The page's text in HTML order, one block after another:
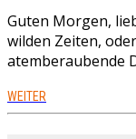
Guten Morgen,
wilden Zeiten,
atemberaubende
WEITER